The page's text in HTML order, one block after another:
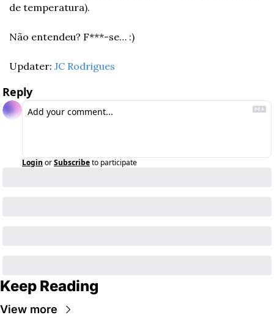
de temperatura).
Não entendeu? F***-se… :)
Updater: JC Rodrigues
Reply
Login orSubscribeto participate
Keep Reading
View more